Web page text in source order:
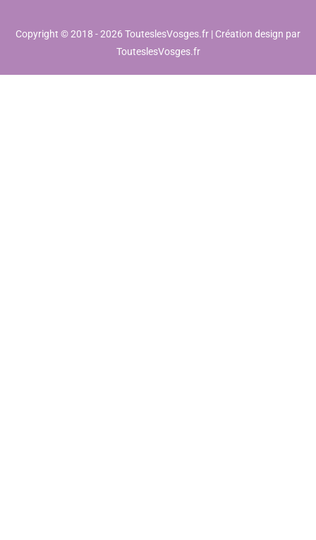
Copyright © 2018 - 2026 TouteslesVosges.fr | Création design par
TouteslesVosges.fr